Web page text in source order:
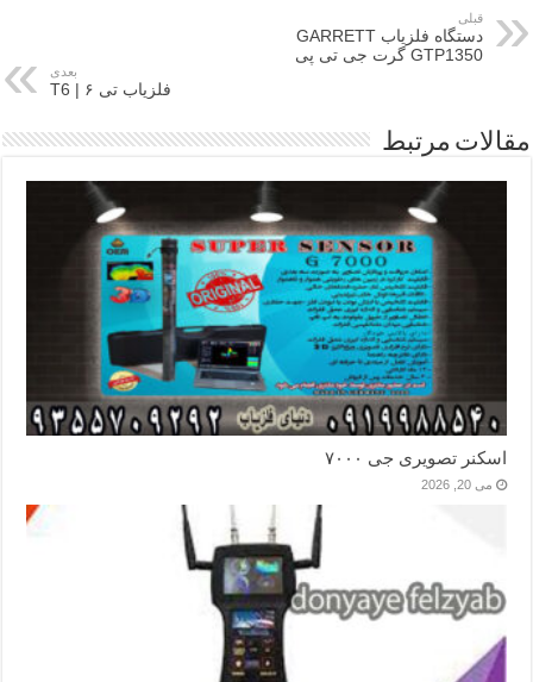
قبلی
دستگاه فلزیاب GARRETT
GTP1350 گرت جی تی پی
بعدی
فلزیاب تی ۶ | T6
مقالات مرتبط
اسکنر تصویری جی ۷۰۰۰
می 20, 2026